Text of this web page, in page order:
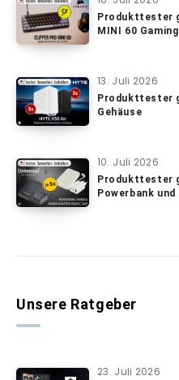
Produkttester
MINI 60
13. Juli 2026
Produkttester
Gehäuse
10. Juli 2026
Produkttester
Powerbank
Unsere Ratgeber
23. Juli 2026